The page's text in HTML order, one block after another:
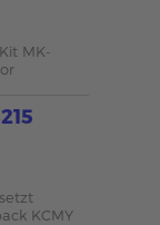
MK-
KCMY